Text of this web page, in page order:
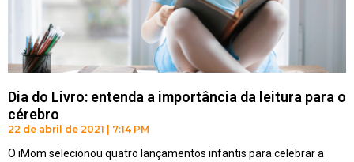
Dia do Livro: entenda a importância da leitura para o
cérebro
22 de abril de 2021 7:14 PM
O iMom selecionou quatro lançamentos infantis para celebrar a